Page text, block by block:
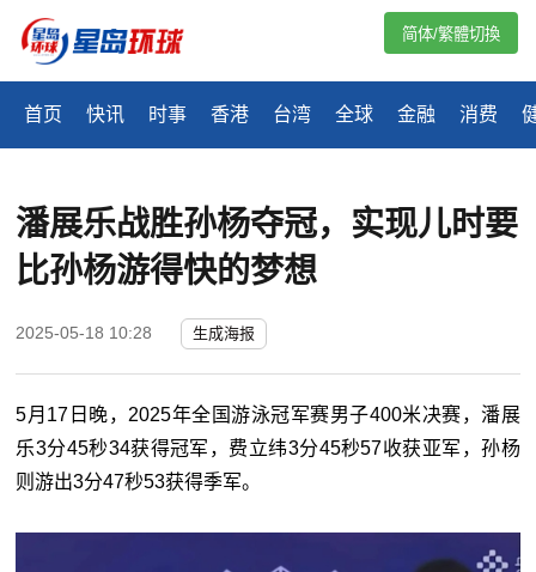
首页 快讯 时事 香港 台湾 全球 金融 消费
简体/繁體切換
潘展乐战胜孙杨夺冠，实现儿时要
比孙杨游得快的梦想
2025-05-18 10:28 生成海报
5月17日晚，2025年全国游泳冠军赛男子400米决赛，潘展
乐3分45秒34获得冠军，费立纬3分45秒57收获亚军，孙杨
则游出3分47秒53获得季军。